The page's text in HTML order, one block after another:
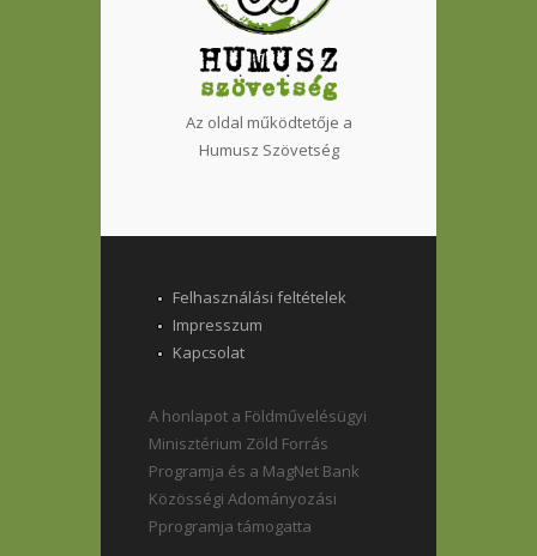
Az oldal működtetője a
Humusz Szövetség
Felhasználási feltételek
Impresszum
Kapcsolat
A honlapot a Földművelésügyi
Minisztérium Zöld Forrás
Programja és a MagNet Bank
Közösségi Adományozási
Pprogramja támogatta